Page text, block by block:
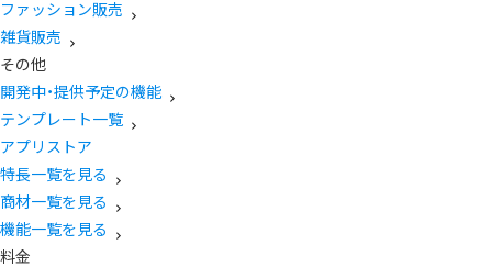
ファッション販売
雑貨販売
その他
開発中・提供予定の機能
テンプレート一覧
アプリストア
特長一覧を見る
商材一覧を見る
機能一覧を見る
料金